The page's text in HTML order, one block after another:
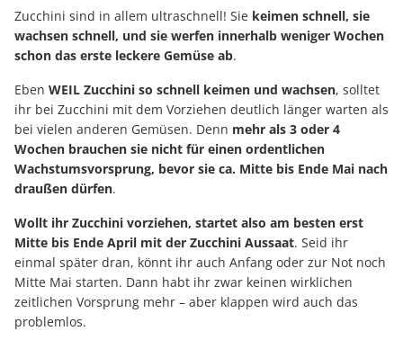
Zucchini sind in allem ultraschnell! Sie keimen schnell, sie
wachsen schnell, und sie werfen innerhalb weniger Wochen
schon das erste leckere Gemüse ab.
Eben WEIL Zucchini so schnell keimen und wachsen, solltet
ihr bei Zucchini mit dem Vorziehen deutlich länger warten als
bei vielen anderen Gemüsen. Denn mehr als 3 oder 4
Wochen brauchen sie nicht für einen ordentlichen
Wachstumsvorsprung, bevor sie ca. Mitte bis Ende Mai nach
draußen dürfen.
Wollt ihr Zucchini vorziehen, startet also am besten erst
Mitte bis Ende April mit der Zucchini Aussaat. Seid ihr
einmal später dran, könnt ihr auch Anfang oder zur Not noch
Mitte Mai starten. Dann habt ihr zwar keinen wirklichen
zeitlichen Vorsprung mehr – aber klappen wird auch das
problemlos.